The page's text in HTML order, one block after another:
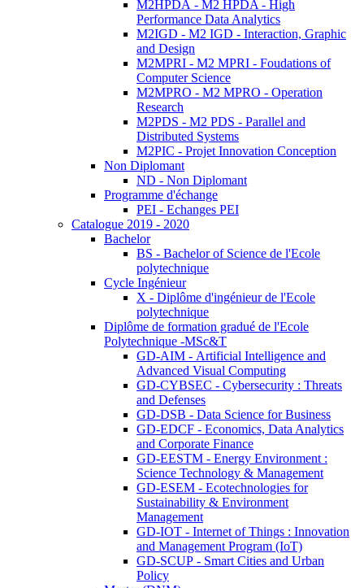
M2HPDA - M2 HPDA - High
Performance Data Analytics
M2IGD - M2 IGD - Interaction, Graphic
and Design
M2MPRI - M2 MPRI - Foudations of
Computer Science
M2MPRO - M2 MPRO - Operation
Research
M2PDS - M2 PDS - Parallel and
Distributed Systems
M2PIC - Projet Innovation Conception
Non Diplomant
ND - Non Diplomant
Programme d'échange
PEI - Echanges PEI
Catalogue 2019 - 2020
Bachelor
BS - Bachelor of Science de l'Ecole
polytechnique
Cycle Ingénieur
X - Diplôme d'ingénieur de l'Ecole
polytechnique
Diplôme de formation gradué de l'Ecole
Polytechnique -MSc&T
GD-AIM - Artificial Intelligence and
Advanced Visual Computing
GD-CYBSEC - Cybersecurity : Threats
and Defenses
GD-DSB - Data Science for Business
GD-EDCF - Economics, Data Analytics
and Corporate Finance
GD-EESTM - Energy Environment :
Science Technology & Management
GD-ESEM - Ecotechnologies for
Sustainability & Environment
Management
GD-IOT - Internet of Things : Innovation
and Management Program (IoT)
GD-SCUP - Smart Cities and Urban
Policy